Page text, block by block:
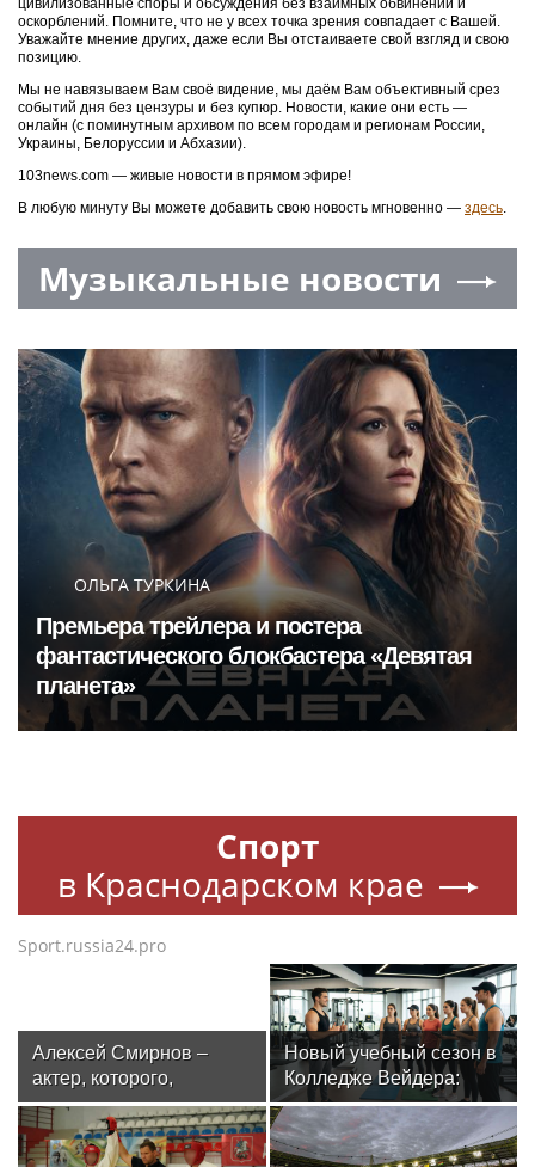
цивилизованные споры и обсуждения без взаимных обвинений и
оскорблений. Помните, что не у всех точка зрения совпадает с Вашей.
Уважайте мнение других, даже если Вы отстаиваете свой взгляд и свою
позицию.
Мы не навязываем Вам своё видение, мы даём Вам объективный срез
событий дня без цензуры и без купюр. Новости, какие они есть —
онлайн (с поминутным архивом по всем городам и регионам России,
Украины, Белоруссии и Абхазии).
103news.com — живые новости в прямом эфире!
В любую минуту Вы можете добавить свою новость мгновенно — здесь.
Музыкальные новости
ОЛЬГА ТУРКИНА
Премьера трейлера и постера
фантастического блокбастера «Девятая
планета»
Спорт
в Краснодарском крае
Sport.russia24.pro
Алексей Смирнов –
актер, которого,
надеюсь, еще не
забыли
Новый учебный сезон в
Колледже Вейдера:
стартовали очные
программы подготовки
фитнес-тренеров и